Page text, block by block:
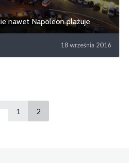
nawet Napoleon plażuje
18 września 2016
1 2